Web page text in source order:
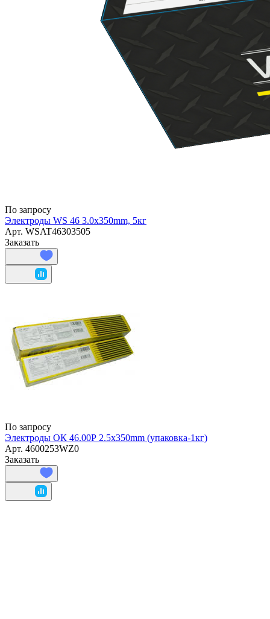
По запросу
Электроды WS 46 3.0х350mm, 5кг
Арт. WSAT46303505
Заказать
По запросу
Электроды ОК 46.00Р 2.5х350mm (упаковка-1кг)
Арт. 4600253WZ0
Заказать